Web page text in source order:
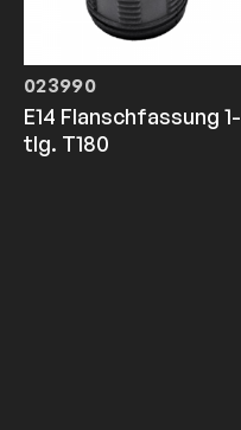
023990
E14 Flanschfassung 1-
tlg. T180